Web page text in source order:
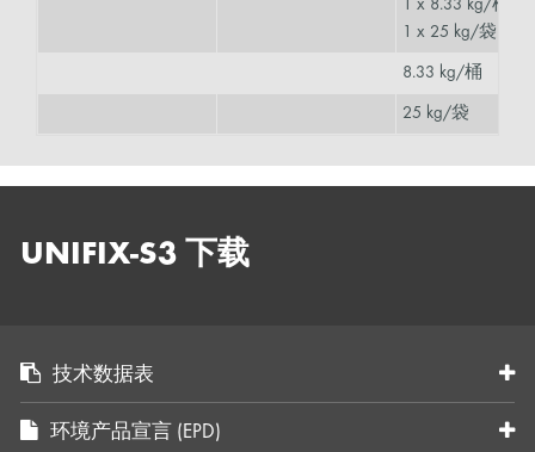
1 x 8.33 kg/桶
1 x 25 kg/袋
8.33 kg/桶
25 kg/袋
UNIFIX-S3 下载
技术数据表
环境产品宣言 (EPD)